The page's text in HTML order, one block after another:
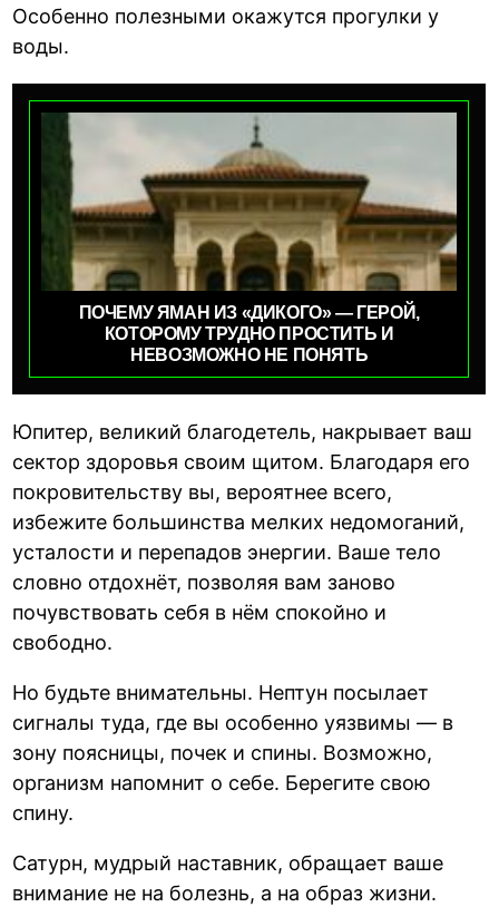
Особенно полезными окажутся прогулки у
воды.
ПОЧЕМУ ЯМАН ИЗ «ДИКОГО» — ГЕРОЙ,
КОТОРОМУ ТРУДНО ПРОСТИТЬ И
НЕВОЗМОЖНО НЕ ПОНЯТЬ
Юпитер, великий благодетель, накрывает ваш
сектор здоровья своим щитом. Благодаря его
покровительству вы, вероятнее всего,
избежите большинства мелких недомоганий,
усталости и перепадов энергии. Ваше тело
словно отдохнёт, позволяя вам заново
почувствовать себя в нём спокойно и
свободно.
Но будьте внимательны. Нептун посылает
сигналы туда, где вы особенно уязвимы — в
зону поясницы, почек и спины. Возможно,
организм напомнит о себе. Берегите свою
спину.
Сатурн, мудрый наставник, обращает ваше
внимание не на болезнь, а на образ жизни.